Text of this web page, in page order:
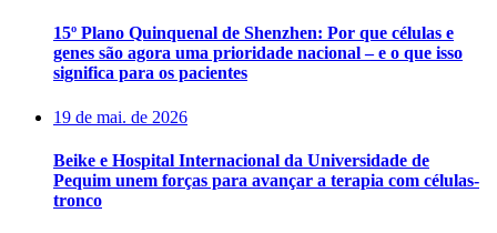
15º Plano Quinquenal de Shenzhen: Por que células e
genes são agora uma prioridade nacional – e o que isso
significa para os pacientes
19 de mai. de 2026
Beike e Hospital Internacional da Universidade de
Pequim unem forças para avançar a terapia com células-
tronco